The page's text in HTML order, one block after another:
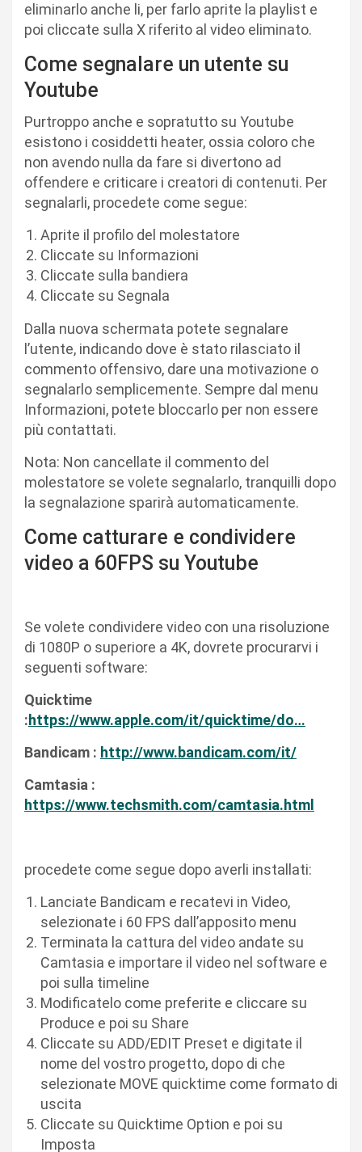
eliminarlo anche li, per farlo aprite la playlist e
poi cliccate sulla X riferito al video eliminato.
Come segnalare un utente su
Youtube
Purtroppo anche e sopratutto su Youtube
esistono i cosiddetti heater, ossia coloro che
non avendo nulla da fare si divertono ad
offendere e criticare i creatori di contenuti. Per
segnalarli, procedete come segue:
Aprite il profilo del molestatore
Cliccate su Informazioni
Cliccate sulla bandiera
Cliccate su Segnala
Dalla nuova schermata potete segnalare
l’utente, indicando dove è stato rilasciato il
commento offensivo, dare una motivazione o
segnalarlo semplicemente. Sempre dal menu
Informazioni, potete bloccarlo per non essere
più contattati.
Nota: Non cancellate il commento del
molestatore se volete segnalarlo, tranquilli dopo
la segnalazione sparirà automaticamente.
Come catturare e condividere
video a 60FPS su Youtube
Se volete condividere video con una risoluzione
di 1080P o superiore a 4K, dovrete procurarvi i
seguenti software:
Quicktime
:https://www.apple.com/it/quicktime/do…
Bandicam : http://www.bandicam.com/it/
Camtasia :
https://www.techsmith.com/camtasia.html
procedete come segue dopo averli installati:
Lanciate Bandicam e recatevi in Video,
selezionate i 60 FPS dall’apposito menu
Terminata la cattura del video andate su
Camtasia e importare il video nel software e
poi sulla timeline
Modificatelo come preferite e cliccare su
Produce e poi su Share
Cliccate su ADD/EDIT Preset e digitate il
nome del vostro progetto, dopo di che
selezionate MOVE quicktime come formato di
uscita
Cliccate su Quicktime Option e poi su
Imposta